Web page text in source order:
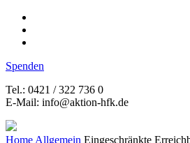
Spenden
Tel.: 0421 / 322 736 0
E-Mail: info@aktion-hfk.de
Home Allgemein Eingeschränkte